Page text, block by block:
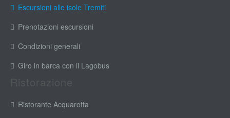
Escursioni alle isole Tremiti
Prenotazioni escursioni
Condizioni generali
Giro in barca con il Lagobus
Ristorante Acquarotta